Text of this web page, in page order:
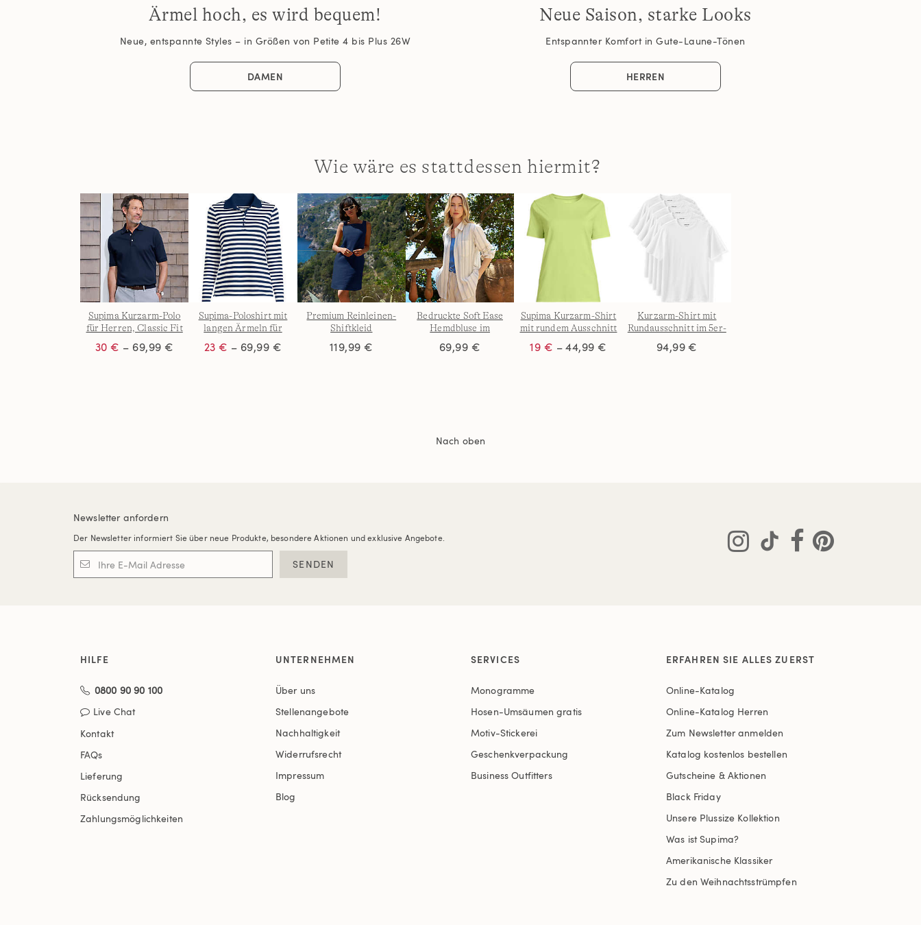
Ärmel hoch, es wird bequem!
Neue, entspannte Styles – in Größen von Petite 4 bis Plus 26W
DAMEN
Neue Saison, starke Looks
Entspannter Komfort in Gute-Laune-Tönen
HERREN
Wie wäre es stattdessen hiermit?
Supima Kurzarm-Polo
für Herren, Classic Fit
30 € – 69,99 €
Supima-Poloshirt mit
langen Ärmeln für
23 € – 69,99 €
Premium Reinleinen-
Shiftkleid
119,99 €
Bedruckte Soft Ease
Hemdbluse im
69,99 €
Supima Kurzarm-Shirt
mit rundem Ausschnitt
Größe
19 € – 44,99 €
Kurzarm-Shirt mit
Rundausschnitt im 5er-
94,99 €
Nach oben
Newsletter anfordern
Der Newsletter informiert Sie über neue Produkte, besondere Aktionen und exklusive Angebote.
SENDEN
HILFE
0800 90 90 100
Live Chat
Kontakt
FAQs
Lieferung
Rücksendung
Zahlungsmöglichkeiten
UNTERNEHMEN
Über uns
Stellenangebote
Nachhaltigkeit
Widerrufsrecht
Impressum
Blog
SERVICES
Monogramme
Hosen-Umsäumen gratis
Motiv-Stickerei
Geschenkverpackung
Business Outfitters
ERFAHREN SIE ALLES ZUERST
Online-Katalog
Online-Katalog Herren
Zum Newsletter anmelden
Katalog kostenlos bestellen
Gutscheine & Aktionen
Black Friday
Unsere Plussize Kollektion
Was ist Supima?
Amerikanische Klassiker
Zu den Weihnachtsstrümpfen